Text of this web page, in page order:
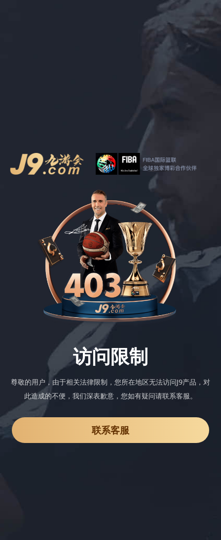
访问限制
尊敬的用户，由于相关法律限制，您所在地区无法访问J9产品，对
此造成的不便，我们深表歉意，您如有疑问请联系客服。
联系客服